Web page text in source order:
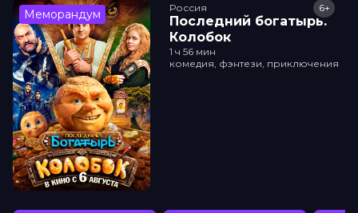
Меморандум Россия
Последний богатырь.
Колобок
6+
1 ч 56 мин
комедия, фэнтези, приключения